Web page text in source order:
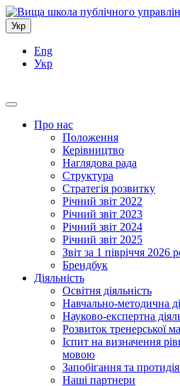
Укр
Eng
Укр
Про нас
Положення
Керівництво
Наглядова рада
Структура
Стратегія розвитку
Річний звіт 2022
Річний звіт 2023
Річний звіт 2024
Річний звіт 2025
Звіт за 1 півріччя 2026
Брендбук
Діяльність
Освітня діяльність
Навчально-методична
Науково-експертна
Розвиток тренерської
Іспит на визначення
мовою
Запобігання та
Наші партнери